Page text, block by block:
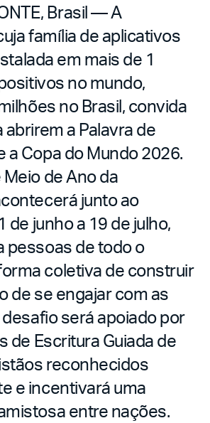
Brasil — A
família de aplicativos
em mais de 1
no mundo,
no Brasil, convida
a Palavra de
a Copa do Mundo 2026.
de Ano da
junto ao
de junho a 19 de julho,
pessoas de todo o
coletiva de construir
de se engajar com as
será apoiado por
de Escritura Guiada de
reconhecidos
e incentivará uma
entre nações.